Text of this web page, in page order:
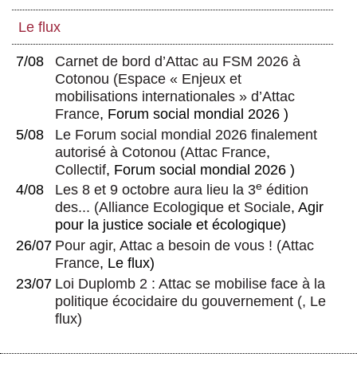
Le flux
7/08
Carnet de bord d’Attac au FSM 2026 à
Cotonou (Espace « Enjeux et
mobilisations internationales » d’Attac
France, Forum social mondial 2026 )
5/08
Le Forum social mondial 2026 finalement
autorisé à Cotonou (Attac France,
Collectif, Forum social mondial 2026 )
4/08
Les 8 et 9 octobre aura lieu la 3e édition
des... (Alliance Ecologique et Sociale, Agir
pour la justice sociale et écologique)
26/07 Pour agir, Attac a besoin de vous ! (Attac
France, Le flux)
23/07 Loi Duplomb 2 : Attac se mobilise face à la
politique écocidaire du gouvernement (, Le
flux)